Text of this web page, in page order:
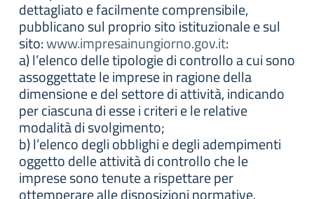
dettagliato e facilmente comprensibile,
pubblicano sul proprio sito istituzionale e sul
sito:www.impresainungiorno.gov.it:
a) l’elenco delle tipologie di controllo a cui sono
assoggettate le imprese in ragione della
dimensione e del settore di attività, indicando
per ciascuna di esse i criteri e le relative
modalità di svolgimento;
b) l’elenco degli obblighi e degli adempimenti
oggetto delle attività di controllo che le
imprese sono tenute a rispettare per
ottemperare alle disposizioni normative.